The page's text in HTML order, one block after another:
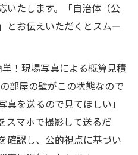
いたします。「自治体（公
とお伝えいただくとスムー
！現場写真による概算見積
部屋の壁がこの状態なので
を送るので見てほしい」
スマホで撮影して送るだ
確認し、公的視点に基づい